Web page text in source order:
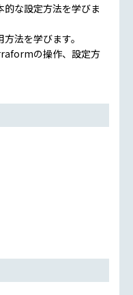
的な設定方法を学びま
法を学びます。
の操作、設定方